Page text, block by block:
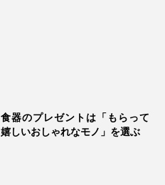
食器のプレゼントは「もらって
嬉しいおしゃれなモノ」を選ぶ